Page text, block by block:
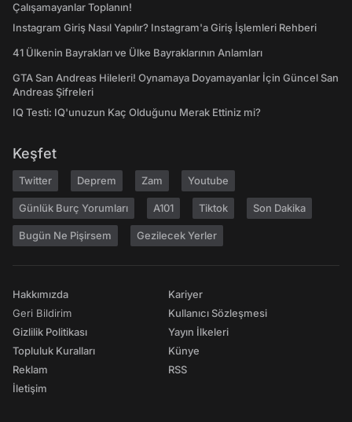
Çalışamayanlar Toplanın!
Instagram Giriş Nasıl Yapılır? Instagram'a Giriş İşlemleri Rehberi
41 Ülkenin Bayrakları ve Ülke Bayraklarının Anlamları
GTA San Andreas Hileleri! Oynamaya Doyamayanlar İçin Güncel San
Andreas Şifreleri
IQ Testi: IQ'unuzun Kaç Olduğunu Merak Ettiniz mi?
Keşfet
Twitter Deprem Zam Youtube
Günlük Burç Yorumları A101 Tiktok Son Dakika
Bugün Ne Pişirsem Gezilecek Yerler
Hakkımızda
Geri Bildirim
Gizlilik Politikası
Topluluk Kuralları
Reklam
İletişim
Kariyer
Kullanıcı Sözleşmesi
Yayın İlkeleri
Künye
RSS